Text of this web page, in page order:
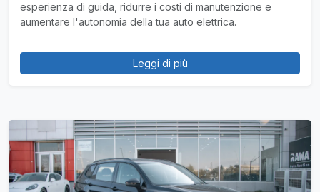
esperienza di guida, ridurre i costi di manutenzione e
aumentare l'autonomia della tua auto elettrica.
Leggi di più